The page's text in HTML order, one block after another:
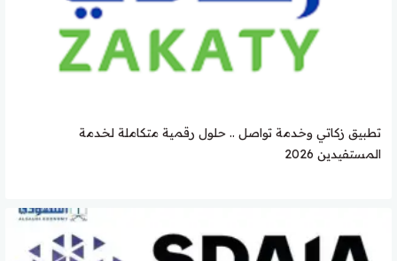
تطبيق زكاتي وخدمة تواصل .. حلول رقمية متكاملة لخدمة
المستفيدين 2026